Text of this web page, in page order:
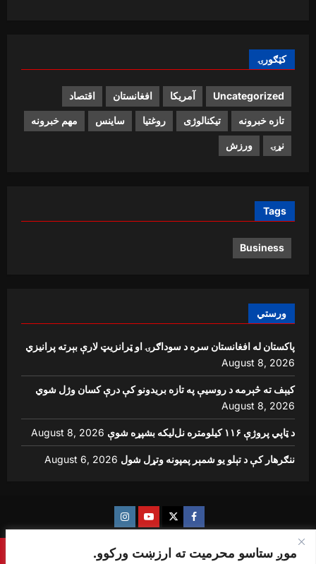
موږ ستاسو محرمیت ته ارزښت ورکوو.
کټګورۍ
Uncategorized آمریکا افغانستان اقتصاد
تازه خبرونه تیکنالوژی روغتیا ساینس مهم خبرونه
نړۍ ورزش
Tags
Business
ورستي
پاکستان له افغانستان سره د سوداګرۍ او ټرانزیټ لارې بېرته پرانیزي
August 8, 2026
کیېف ته څېرمه د روسیې په تازه بریدونو کې درې کسان وژل شوي
August 8, 2026
د ټاپي پروژې ۱۱۶ کیلومتره نل‌لیکه بشپړه شوې August 8, 2026
ننګرهار کې د تېلو یو شمېر پمپونه وتړل شول August 6, 2026
Facebook
Twitter
Youtube
Instagram
Copyright © {sharq news global} All rights reserved.|